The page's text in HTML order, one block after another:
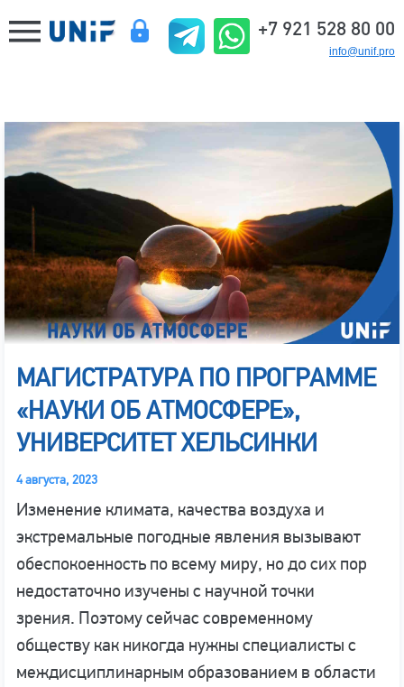
+7 921 528 80 00
info@unif.pro
МАГИСТРАТУРА ПО ПРОГРАММЕ
«НАУКИ ОБ АТМОСФЕРЕ»,
УНИВЕРСИТЕТ ХЕЛЬСИНКИ
4 августа, 2023
Изменение климата, качества воздуха и
экстремальные погодные явления вызывают
обеспокоенность по всему миру, но до сих пор
недостаточно изучены с научной точки
зрения. Поэтому сейчас современному
обществу как никогда нужны специалисты с
междисциплинарным образованием в области